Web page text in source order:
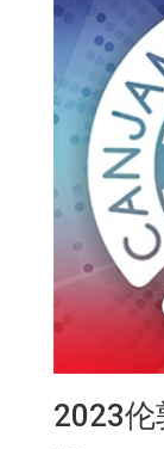
2023伦